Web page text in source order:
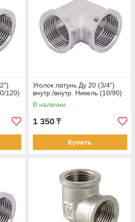
120)
Уголок латунь Ду 20 (3/4")
внутр./внутр. Никель (10/90)
В наличии
1 350 ₸
Купить